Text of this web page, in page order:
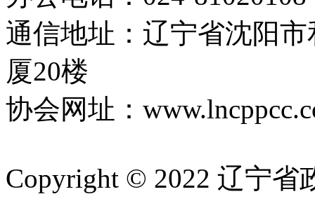
通信地址：辽宁省沈阳
厦20楼
协会网址：
Copyright © 2022 辽宁